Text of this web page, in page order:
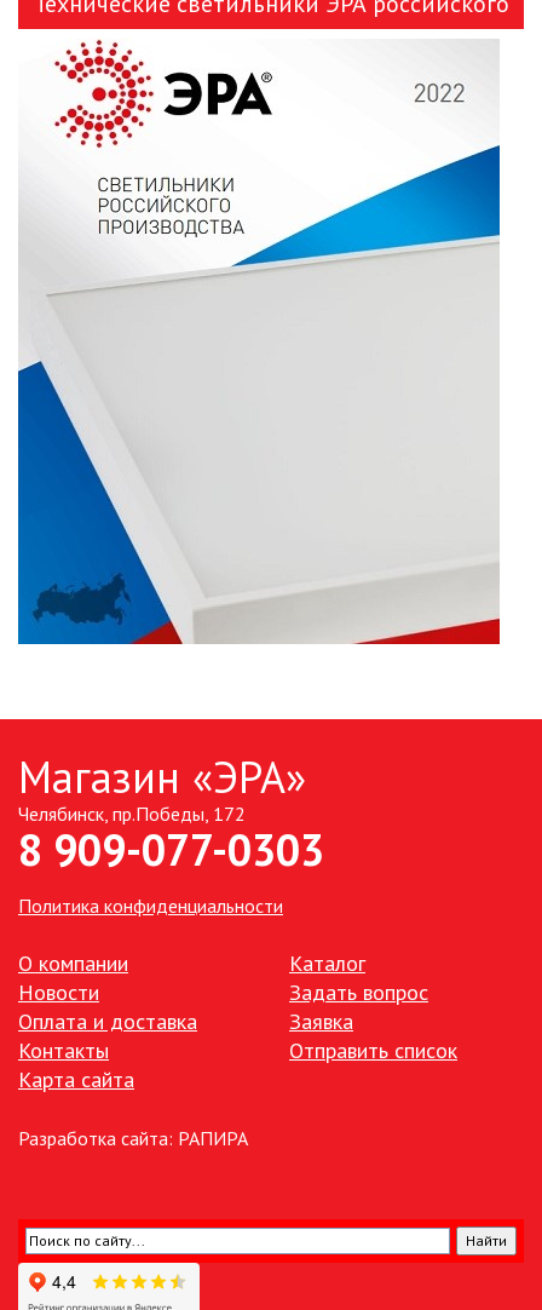
НИЗКОВОЛЬТНОЕ
НОВОГОДНЕЕ ОСВЕЩЕНИЕ
ОТВЕРТКИ
ПАЯЛЬНОЕ ОБОРУДОВАНИЕ
СЕТЕВЫЕ ФИЛЬТРЫ, СИЛОВЫЕ
РАЗЪЕМЫ И УДЛИНИТЕЛИ,
ТРОЙНИКИ И КОЛОДКИ, ВИЛКИ
СОЛНЕЧНЫХ БАТАРЕЯХ
УЛИЧНЫЕ СВЕТИЛЬНИКИ
ФОНТАНЫ
ЭЛЕМЕНТЫ ПИТАНИЯ
Магазин «ЭРА»
Челябинск, пр.Победы, 172
8 909-077-0303
Политика конфиденциальности
О компании
Новости
Оплата и доставка
Контакты
Карта сайта
Каталог
Задать вопрос
Заявка
Отправить список
Разработка сайта: РАПИРА